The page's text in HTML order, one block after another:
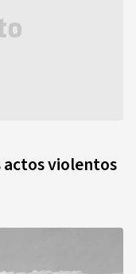
actos violentos